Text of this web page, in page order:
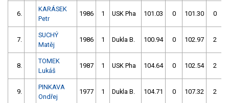
6.
KARÁSEK
Petr
1986 1 USK Pha 101.03 0 101.30 0
7.
SUCHÝ
Matěj
1986 1 Dukla B. 100.94 0 102.97 2
8.
TOMEK
Lukáš
1987 1 USK Pha 104.64 0 102.54 2
9.
PINKAVA
Ondřej
1977 1 Dukla B. 104.71 0 107.32 2